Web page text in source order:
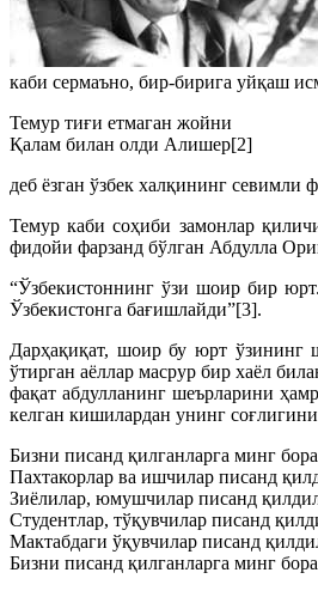
каби сермаъно, бир-бирига уйқаш
Темур тиғи етмаган жойни
Қалам билан олди Алишер[2]
деб ёзган ўзбек халқининг
Темур каби соҳиби замонлар
фидойи фарзанд бўлган Абдулла
“Ўзбекистоннинг ўзи шоир бир
Ўзбекистонга бағишлайди”[3].
Дарҳақиқат, шоир бу юрт ўзининг
ўтирган аёллар масрур бир хаёл
фақат абдулланинг шеърларини
келган кишилардан унинг
Бизни писанд қилганларга минг
Пахтакорлар ва ишчилар писанд
Зиёлилар, юмушчилар писанд
Студентлар, тўқувчилар писанд
Мактабдаги ўқувчилар писанд
Бизни писанд қилганларга минг